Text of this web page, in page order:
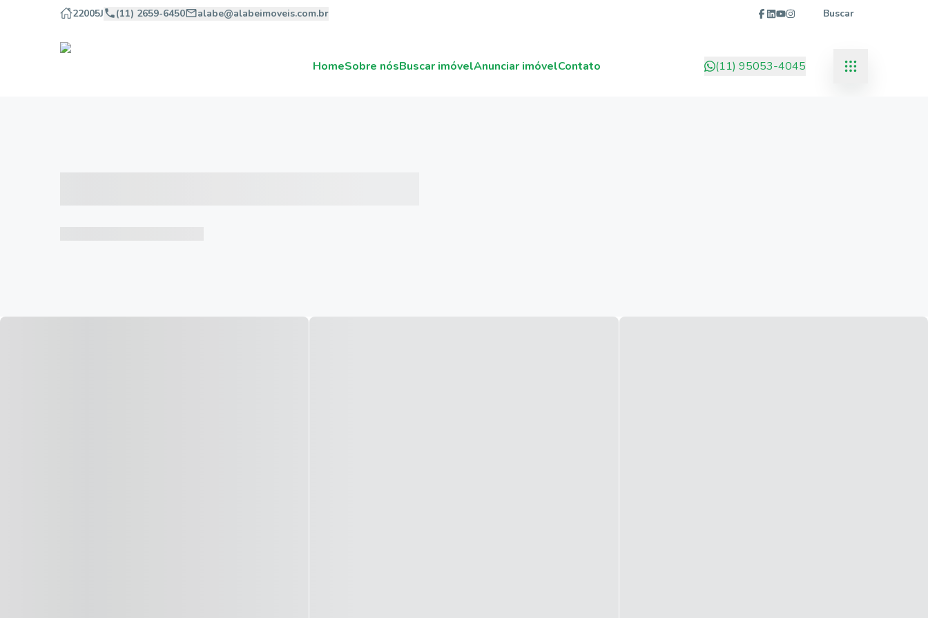
22005J (11) 2659-6450 alabe@alabeimoveis.com.br Buscar
HomeSobre nósBuscar imóvelAnunciar imóvelContato (11) 95053-4045